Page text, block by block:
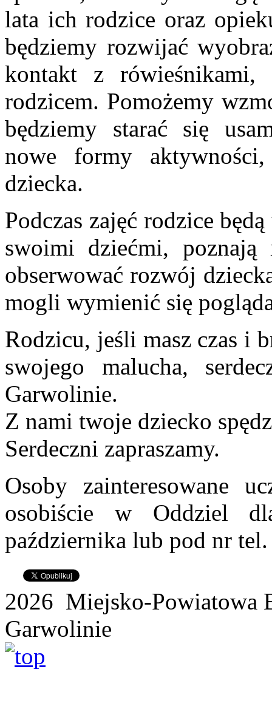
lata ich rodzice oraz
będziemy rozwijać
kontakt z
rodzicem. Pomożemy
będziemy starać się
nowe formy
dziecka.
Podczas zajęć rodzice
swoimi dziećmi, poznają
obserwować rozwój
mogli wymienić się
Rodzicu, jeśli masz czas i
swojego malucha,
Garwolinie.
Z nami twoje dziecko
Serdeczni zapraszamy.
Osoby zainteresowane
osobiście w Oddziel
października lub pod nr
2026 Miejsko-Powiatowa
Garwolinie